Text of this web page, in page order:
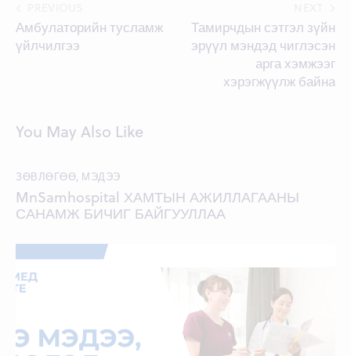
navigation
Амбулаторийн тусламж
үйлчилгээ
Тамирчдын сэтгэл зүйн
эрүүл мэндэд чиглэсэн
арга хэмжээг
хэрэгжүүлж байна
You May Also Like
ЗӨВЛӨГӨӨ МЭДЭЭ
MnSamhospital ХАМТЫН АЖИЛЛАГААНЫ
САНАМЖ БИЧИГ БАЙГУУЛЛАА